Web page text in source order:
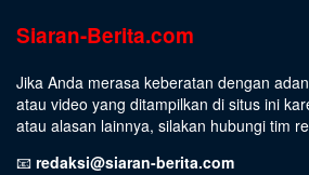
Siaran-Berita.com
Jika Anda merasa keberatan dengan
atau video yang ditampilkan di situs ini
atau alasan lainnya, silakan hubungi tim
📧 redaksi@siaran-berita.com